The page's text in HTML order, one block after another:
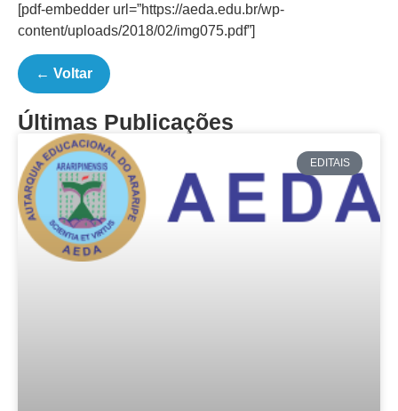
[pdf-embedder url=”https://aeda.edu.br/wp-
content/uploads/2018/02/img075.pdf”]
← Voltar
Últimas Publicações
EDITAIS